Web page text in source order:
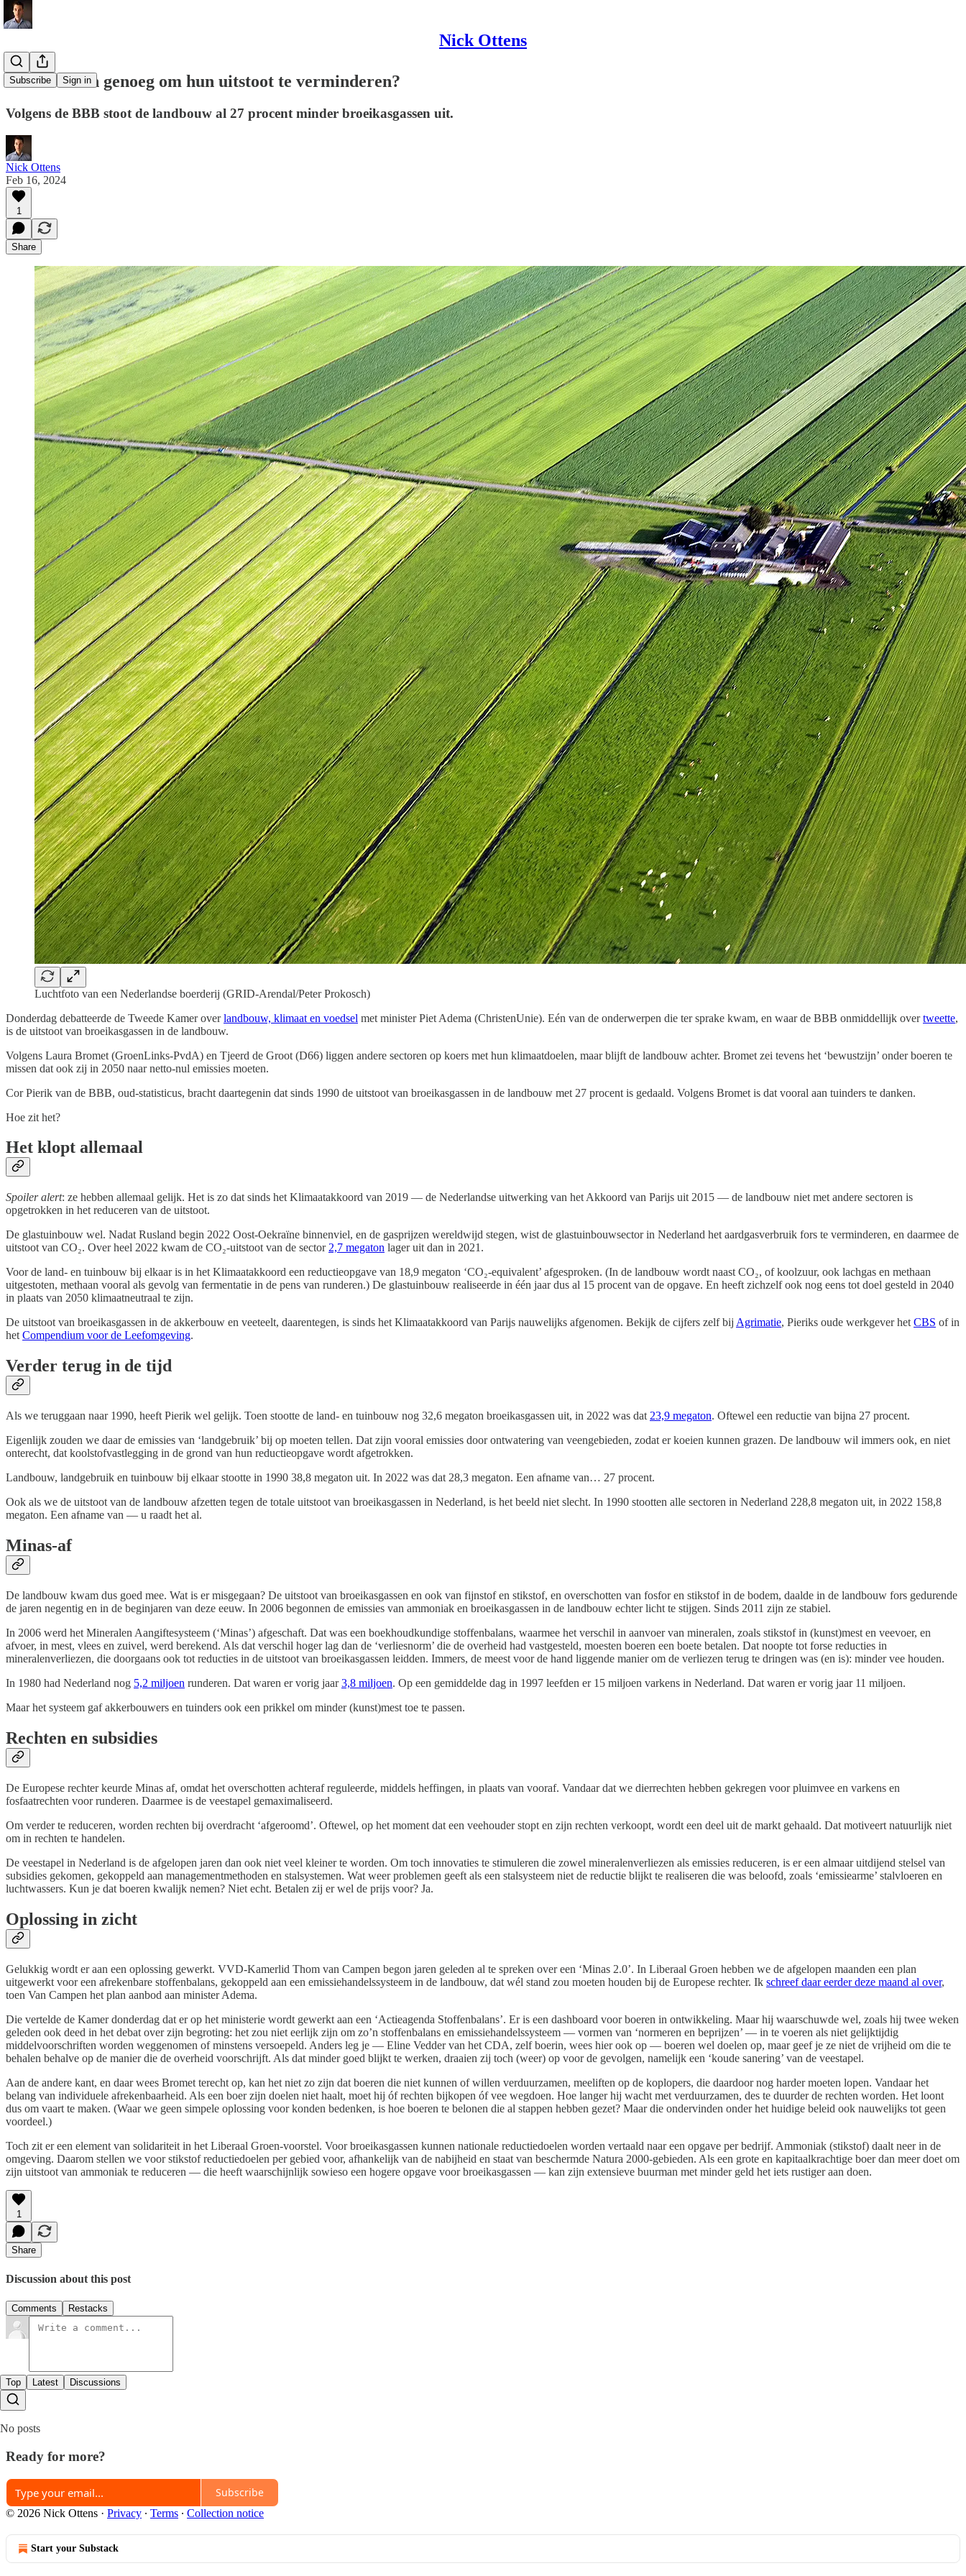
Nick Ottens
Subscribe Sign in
Doen boeren genoeg om hun uitstoot te verminderen?
Volgens de BBB stoot de landbouw al 27 procent minder broeikasgassen uit.
Nick Ottens
Feb 16, 2024
1
Share
Luchtfoto van een Nederlandse boerderij (GRID-Arendal/Peter Prokosch)
Donderdag debatteerde de Tweede Kamer overlandbouw, klimaat en voedsel met minister Piet Adema (ChristenUnie). Eén van de onderwerpen die ter sprake kwam, en waar de BBB onmiddellijk overtweette,
is de uitstoot van broeikasgassen in de landbouw.
Volgens Laura Bromet (GroenLinks-PvdA) en Tjeerd de Groot (D66) liggen andere sectoren op koers met hun klimaatdoelen, maar blijft de landbouw achter. Bromet zei tevens het ‘bewustzijn’ onder boeren te
missen dat ook zij in 2050 naar netto-nul emissies moeten.
Cor Pierik van de BBB, oud-statisticus, bracht daartegenin dat sinds 1990 de uitstoot van broeikasgassen in de landbouw met 27 procent is gedaald. Volgens Bromet is dat vooral aan tuinders te danken.
Hoe zit het?
Het klopt allemaal
Spoiler alert: ze hebben allemaal gelijk. Het is zo dat sinds het Klimaatakkoord van 2019 — de Nederlandse uitwerking van het Akkoord van Parijs uit 2015 — de landbouw niet met andere sectoren is
opgetrokken in het reduceren van de uitstoot.
De glastuinbouw wel. Nadat Rusland begin 2022 Oost-Oekraïne binnenviel, en de gasprijzen wereldwijd stegen, wist de glastuinbouwsector in Nederland het aardgasverbruik fors te verminderen, en daarmee de
uitstoot van CO₂. Over heel 2022 kwam de CO₂-uitstoot van de sector 2,7 megaton lager uit dan in 2021.
Voor de land- en tuinbouw bij elkaar is in het Klimaatakkoord een reductieopgave van 18,9 megaton ‘CO₂-equivalent’ afgesproken. (In de landbouw wordt naast CO₂, of koolzuur, ook lachgas en methaan
uitgestoten, methaan vooral als gevolg van fermentatie in de pens van runderen.) De glastuinbouw realiseerde in één jaar dus al 15 procent van de opgave. En heeft zichzelf ook nog eens tot doel gesteld in 2040
in plaats van 2050 klimaatneutraal te zijn.
De uitstoot van broeikasgassen in de akkerbouw en veeteelt, daarentegen, is sinds het Klimaatakkoord van Parijs nauwelijks afgenomen. Bekijk de cijfers zelf bij Agrimatie, Pieriks oude werkgever het CBS of in
het Compendium voor de Leefomgeving.
Verder terug in de tijd
Als we teruggaan naar 1990, heeft Pierik wel gelijk. Toen stootte de land- en tuinbouw nog 32,6 megaton broeikasgassen uit, in 2022 was dat 23,9 megaton. Oftewel een reductie van bijna 27 procent.
Eigenlijk zouden we daar de emissies van ‘landgebruik’ bij op moeten tellen. Dat zijn vooral emissies door ontwatering van veengebieden, zodat er koeien kunnen grazen. De landbouw wil immers ook, en niet
onterecht, dat koolstofvastlegging in de grond van hun reductieopgave wordt afgetrokken.
Landbouw, landgebruik en tuinbouw bij elkaar stootte in 1990 38,8 megaton uit. In 2022 was dat 28,3 megaton. Een afname van… 27 procent.
Ook als we de uitstoot van de landbouw afzetten tegen de totale uitstoot van broeikasgassen in Nederland, is het beeld niet slecht. In 1990 stootten alle sectoren in Nederland 228,8 megaton uit, in 2022 158,8
megaton. Een afname van — u raadt het al.
Minas-af
De landbouw kwam dus goed mee. Wat is er misgegaan? De uitstoot van broeikasgassen en ook van fijnstof en stikstof, en overschotten van fosfor en stikstof in de bodem, daalde in de landbouw fors gedurende
de jaren negentig en in de beginjaren van deze eeuw. In 2006 begonnen de emissies van ammoniak en broeikasgassen in de landbouw echter licht te stijgen. Sinds 2011 zijn ze stabiel.
In 2006 werd het Mineralen Aangiftesysteem (‘Minas’) afgeschaft. Dat was een boekhoudkundige stoffenbalans, waarmee het verschil in aanvoer van mineralen, zoals stikstof in (kunst)mest en veevoer, en
afvoer, in mest, vlees en zuivel, werd berekend. Als dat verschil hoger lag dan de ‘verliesnorm’ die de overheid had vastgesteld, moesten boeren een boete betalen. Dat noopte tot forse reducties in
mineralenverliezen, die doorgaans ook tot reducties in de uitstoot van broeikasgassen leidden. Immers, de meest voor de hand liggende manier om de verliezen terug te dringen was (en is): minder vee houden.
In 1980 had Nederland nog 5,2 miljoen runderen. Dat waren er vorig jaar3,8 miljoen. Op een gemiddelde dag in 1997 leefden er 15 miljoen varkens in Nederland. Dat waren er vorig jaar 11 miljoen.
Maar het systeem gaf akkerbouwers en tuinders ook een prikkel om minder (kunst)mest toe te passen.
Rechten en subsidies
De Europese rechter keurde Minas af, omdat het overschotten achteraf reguleerde, middels heffingen, in plaats van vooraf. Vandaar dat we dierrechten hebben gekregen voor pluimvee en varkens en
fosfaatrechten voor runderen. Daarmee is de veestapel gemaximaliseerd.
Om verder te reduceren, worden rechten bij overdracht ‘afgeroomd’. Oftewel, op het moment dat een veehouder stopt en zijn rechten verkoopt, wordt een deel uit de markt gehaald. Dat motiveert natuurlijk niet
om in rechten te handelen.
De veestapel in Nederland is de afgelopen jaren dan ook niet veel kleiner te worden. Om toch innovaties te stimuleren die zowel mineralenverliezen als emissies reduceren, is er een almaar uitdijend stelsel van
subsidies gekomen, gekoppeld aan managementmethoden en stalsystemen. Wat weer problemen geeft als een stalsysteem niet de reductie blijkt te realiseren die was beloofd, zoals ‘emissiearme’ stalvloeren en
luchtwassers. Kun je dat boeren kwalijk nemen? Niet echt. Betalen zij er wel de prijs voor? Ja.
Oplossing in zicht
Gelukkig wordt er aan een oplossing gewerkt. VVD-Kamerlid Thom van Campen begon jaren geleden al te spreken over een ‘Minas 2.0’. In Liberaal Groen hebben we de afgelopen maanden een plan
uitgewerkt voor een afrekenbare stoffenbalans, gekoppeld aan een emissiehandelssysteem in de landbouw, dat wél stand zou moeten houden bij de Europese rechter. Ik schreef daar eerder deze maand al over,
toen Van Campen het plan aanbod aan minister Adema.
Die vertelde de Kamer donderdag dat er op het ministerie wordt gewerkt aan een ‘Actieagenda Stoffenbalans’. Er is een dashboard voor boeren in ontwikkeling. Maar hij waarschuwde wel, zoals hij twee weken
geleden ook deed in het debat over zijn begroting: het zou niet eerlijk zijn om zo’n stoffenbalans en emissiehandelssysteem — vormen van ‘normeren en beprijzen’ — in te voeren als niet gelijktijdig
middelvoorschriften worden weggenomen of minstens versoepeld. Anders leg je — Eline Vedder van het CDA, zelf boerin, wees hier ook op — boeren wel doelen op, maar geef je ze niet de vrijheid om die te
behalen behalve op de manier die de overheid voorschrijft. Als dat minder goed blijkt te werken, draaien zij toch (weer) op voor de gevolgen, namelijk een ‘koude sanering’ van de veestapel.
Aan de andere kant, en daar wees Bromet terecht op, kan het niet zo zijn dat boeren die niet kunnen of willen verduurzamen, meeliften op de koplopers, die daardoor nog harder moeten lopen. Vandaar het
belang van individuele afrekenbaarheid. Als een boer zijn doelen niet haalt, moet hij óf rechten bijkopen óf vee wegdoen. Hoe langer hij wacht met verduurzamen, des te duurder de rechten worden. Het loont
dus om vaart te maken. (Waar we geen simpele oplossing voor konden bedenken, is hoe boeren te belonen die al stappen hebben gezet? Maar die ondervinden onder het huidige beleid ook nauwelijks tot geen
voordeel.)
Toch zit er een element van solidariteit in het Liberaal Groen-voorstel. Voor broeikasgassen kunnen nationale reductiedoelen worden vertaald naar een opgave per bedrijf. Ammoniak (stikstof) daalt neer in de
omgeving. Daarom stellen we voor stikstof reductiedoelen per gebied voor, afhankelijk van de nabijheid en staat van beschermde Natura 2000-gebieden. Als een grote en kapitaalkrachtige boer dan meer doet om
zijn uitstoot van ammoniak te reduceren — die heeft waarschijnlijk sowieso een hogere opgave voor broeikasgassen — kan zijn extensieve buurman met minder geld het iets rustiger aan doen.
1
Share
Discussion about this post
Comments Restacks
Top Latest Discussions
No posts
Ready for more?
Subscribe
© 2026 Nick Ottens · Privacy ∙ Terms ∙ Collection notice
Start your Substack